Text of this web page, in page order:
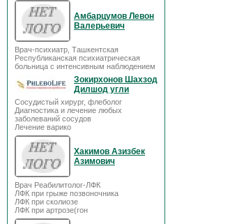
Амбарцумов Левон
Валерьевич
Врач-психиатр, Ташкентская
Республиканская психиатрическая
больница с интенсивным наблюдением
Зокирхонов Шахзод
Дилшод угли
Сосудистый хирург, флеболог
Диагностика и лечение любых
заболеваний сосудов
Лечение варико
Хакимов Азизбек
Азимович
Врач Реабилитолог-ЛФК
ЛФК при грыже позвоночника
ЛФК при сколиозе
ЛФК при артрозе(гон